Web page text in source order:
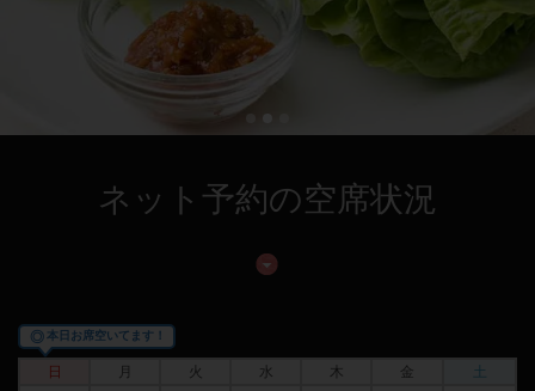
ネット予約の空席状況
◎本日お席空いてます！
日 火 水 木 金
土